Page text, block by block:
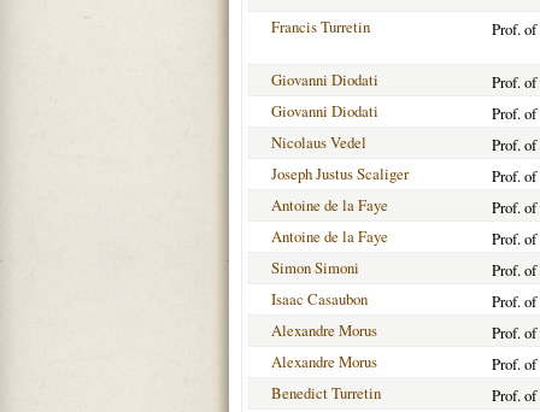
Francis Turretin Prof.
Giovanni Diodati
Prof. of
Giovanni Diodati
Prof.
Nicolaus Vedel
Prof. of
Joseph Justus Scaliger
Prof.
Antoine de la Faye
Prof. of
Antoine de la Faye
Prof.
Simon Simoni
Prof. of
Isaac Casaubon
Prof. of
Alexandre Morus
Prof. of
Alexandre Morus
Prof.
Benedict Turretin
Prof.